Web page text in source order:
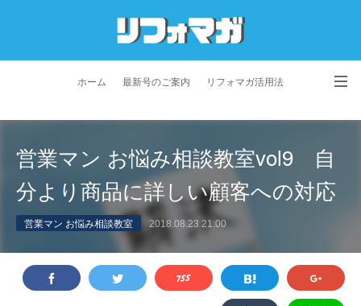
ホーム 最新号のご案内 リフォマガ活用法
プライバシーポリシー 利用規約 会社概要
営業マン お悩み相談教室vol9 自
分より商品に詳しい顧客への対応
営業マン お悩み相談教室 2018.08.23 21:00